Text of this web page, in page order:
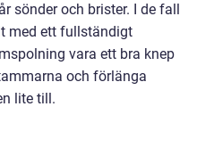
sönder och brister. I de fall
med ett fullständigt
vara ett bra knep
och förlänga
lite till.